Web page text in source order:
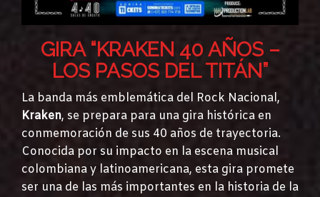
GIRA “KRAKEN 40 AÑOS –
LOS PASOS DEL TITÁN”
La banda más emblemática del Rock Nacional,
Kraken, se prepara para una gira histórica en
conmemoración de sus 40 años de trayectoria.
Conocida por su impacto en la escena musical
colombiana y latinoamericana, esta gira promete
ser una de las más importantes en la historia de la